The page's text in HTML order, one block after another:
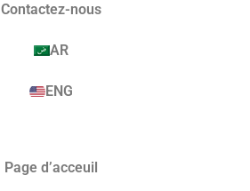
Contactez-nous
AR
ENG
Page d’acceuil